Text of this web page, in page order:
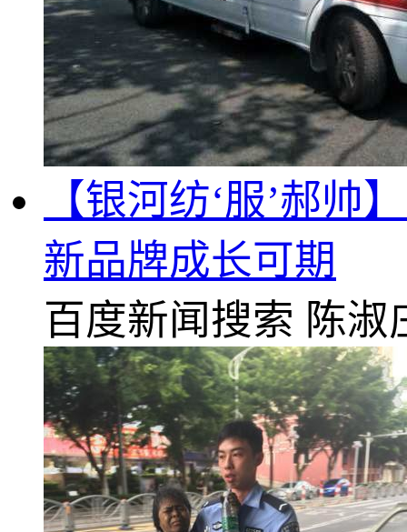
【银河纺‘服’郝
新品牌成长可期
百度新闻搜索 陈淑